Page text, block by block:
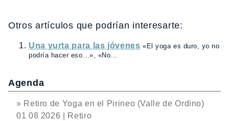
Otros artículos que podrían interesarte:
Una yurta para las jóvenes «El yoga es duro, yo no
podría hacer eso…», «No...
Agenda
» Retiro de Yoga en el Pirineo (Valle de Ordino)
01 08 2026 | Retiro